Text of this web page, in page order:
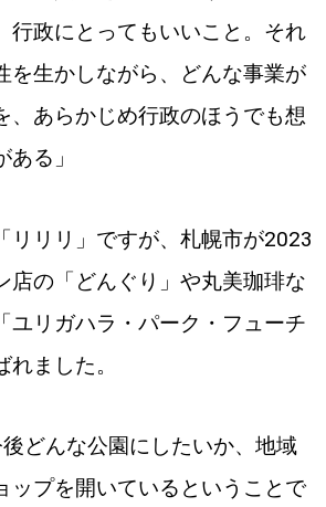
行政にとってもいいこと。それ
を生かしながら、どんな事業が
、あらかじめ行政のほうでも想
る」
リリリ」ですが、札幌市が2023
店の「どんぐり」や丸美珈琲な
ユリガハラ・パーク・フューチ
ました。
どんな公園にしたいか、地域
ップを開いているということで